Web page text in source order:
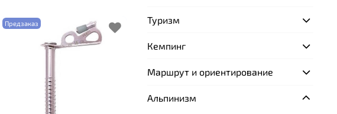
Предзаказ Туризм
Кемпинг
Маршрут и ориентирование
Альпинизм